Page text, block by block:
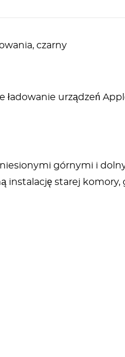
czarny
ładowanie urządzeń
górnymi i
instalację starej komory,